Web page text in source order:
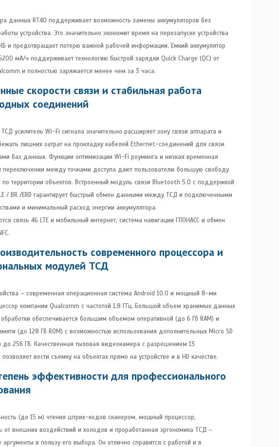
данных RT40 поддерживает возможность замены аккумуляторов без
устройства. Это значительно экономит время на перезапуске устройства
и предотвращает потерю важной рабочей информации. Емкий аккумулятор
мА/ч поддерживает технологию быстрой зарядки Quick Charge (QC) от
и полностью заряжается менее чем за 3 часа.
скорости связи и стабильная работа
соединений
усилитель Wi-Fi сигнала значительно расширяет зону связи аппарата и
лишних затрат на прокладку кабелей Ethernet-соединений для связи
баз данных. Функции оптимизации Wi-Fi роуминга и низкая временная
переключении между точками доступа дают пользователю большую свободу
территории объектов. Встроенный модуль связи Bluetooth 5.0 c поддержкой
/ BR /ERD гарантирует быстрый обмен данными между ТСД и подключенными
и минимальный расход энергии аккумулятора.
связь 4G LTE и мобильный интернет, система навигации ГЛОНАСС и обмен
современного процессора и
модулей ТСД
– современная операционная система Android 10.0 и мощный 8-ми
компании Qualcomm с частотой 1,8 ГГц. Большой объем хранимых данных
обработки обеспечивается большим объемом оперативной (до 6 Гб RAM) и
(до 128 Гб ROM) с возможностью использования дополнительных Micro SD
до 256 Гб. Качественная тыловая видеокамера с разрешением 13
вести съемку на объектах прямо на устройстве и в HD качестве.
эффективности для профессионального
(до 15 м) чтения штрих-кодов сканером, мощный процессор,
от внешних воздействий и холодов и проработанная эргономика ТСД –
аргументы в пользу его выбора. Он отлично справится с работой и в